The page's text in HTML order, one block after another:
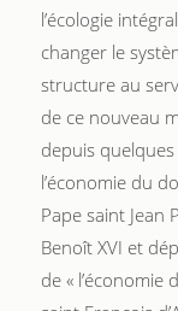
l’écologie
changer le
structure au
de ce nouveau
depuis
l’économie du
Pape saint Jean
Benoît XVI et
de « l’économie